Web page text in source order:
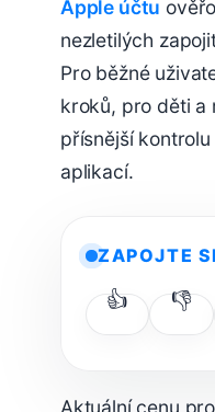
Apple účtu
nezletilých
Pro běžné
kroků, pro děti a
přísnější
aplikací.
ZAPOJTE
👍 👎
Aktuální cenu